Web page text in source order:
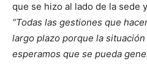
que se hizo al lado de la sede
“Todas las gestiones que
largo plazo porque la
esperamos que se pueda